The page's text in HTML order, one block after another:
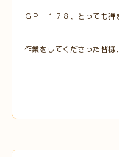
ＧＰ－１７８、とっても弾
作業をしてくださった皆